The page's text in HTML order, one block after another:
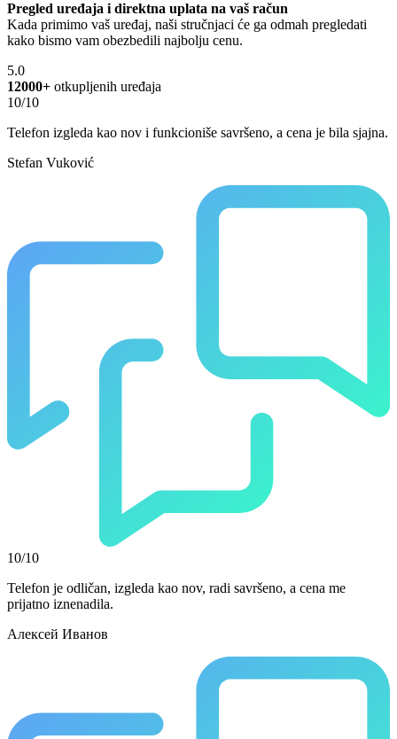
Pregled uređaja i direktna uplata na vaš račun
Kada primimo vaš uređaj, naši stručnjaci će ga odmah pregledati
kako bismo vam obezbedili najbolju cenu.
5.0
12000+ otkupljenih uređaja
10/10
Telefon izgleda kao nov i funkcioniše savršeno, a cena je bila sjajna.
Stefan Vuković
10/10
Telefon je odličan, izgleda kao nov, radi savršeno, a cena me
prijatno iznenadila.
Алексей Иванов